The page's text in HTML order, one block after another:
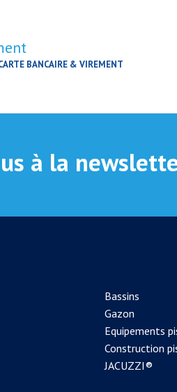
BANCAIRE & VIREMENT
à la
Bassins
Gazon
Equipements
Construction
JACUZZI®